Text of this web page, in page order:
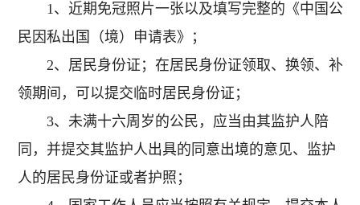
1、近期免冠照片一张以及填写完整的《中国公
民因私出国（境）申请表》；
2、居民身份证；在居民身份证领取、换领、补
领期间，可以提交临时居民身份证；
3、未满十六周岁的公民，应当由其监护人陪
同，并提交其监护人出具的同意出境的意见、监护
人的居民身份证或者护照；